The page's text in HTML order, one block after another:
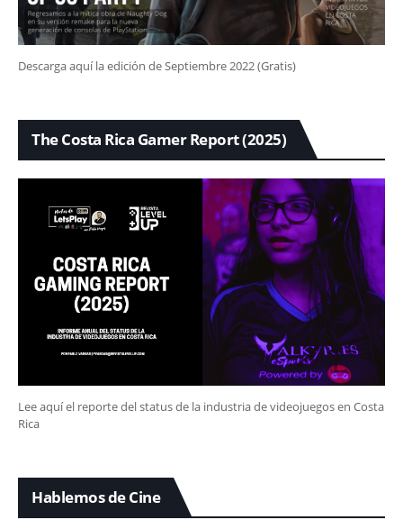
Descarga aquí la edición de Septiembre 2022 (Gratis)
The Costa Rica Gamer Report (2025)
Lee aquí el reporte del status de la industria de videojuegos en Costa
Rica
Hablemos de Cine